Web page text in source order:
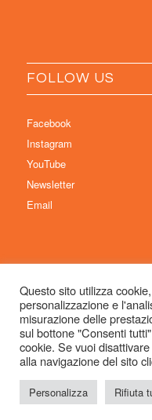
FOLLOW US
Facebook
Instagram
YouTube
Newsletter
Email
© Copyright 2026 Immaginaria
Associazione Culturale Visibilia
Dott.ssa Michela Sabattini, via
info@immaginariaff.it- Tutti i
Simple
Questo sito utilizza
personalizzazione e
misurazione delle
sul bottone "Consenti
cookie. Se vuoi
alla navigazione del sito
Personalizza Rifiuta